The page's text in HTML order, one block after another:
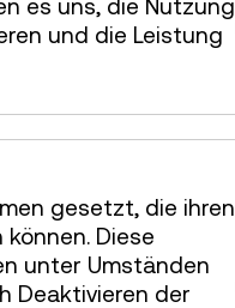
es uns, die Nutzung
und die Leistung
gesetzt, die ihren
Diese
unter Umständen
Deaktivieren der